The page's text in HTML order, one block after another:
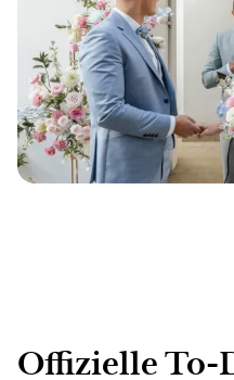
Offizielle To-